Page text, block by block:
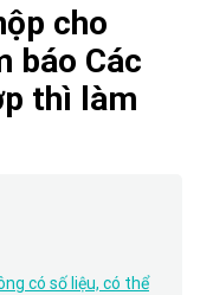
cho
báo Các
thì làm
có số liệu, có thể